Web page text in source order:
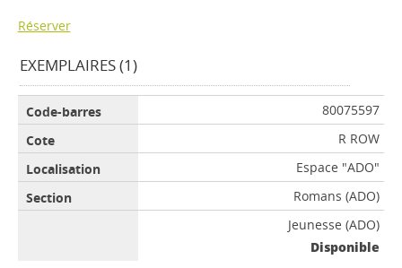
Réserver
EXEMPLAIRES (1)
80075597
R ROW
Espace "ADO"
Romans (ADO)
Jeunesse (ADO)
Disponible